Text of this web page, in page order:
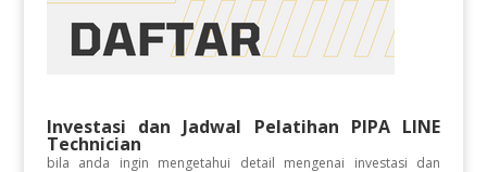
Investasi dan Jadwal Pelatihan PIPA LINE
Technician
bila anda ingin mengetahui detail mengenai investasi dan